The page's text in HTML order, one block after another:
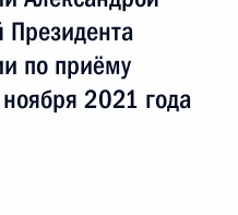
по приёму
2021 года